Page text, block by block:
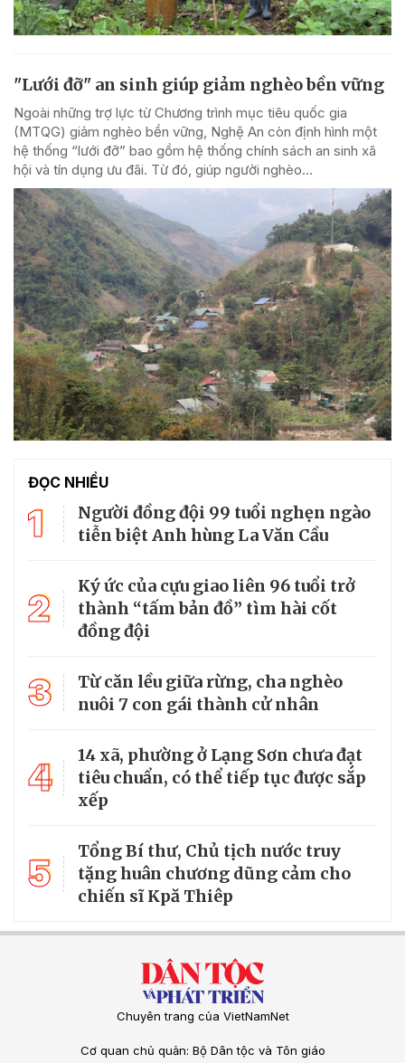
"Lưới đỡ" an sinh giúp giảm nghèo bền vững
Ngoài những trợ lực từ Chương trình mục tiêu quốc gia
(MTQG) giảm nghèo bền vững, Nghệ An còn định hình một
hệ thống “lưới đỡ” bao gồm hệ thống chính sách an sinh xã
hội và tín dụng ưu đãi. Từ đó, giúp người nghèo...
ĐỌC NHIỀU
1
Người đồng đội 99 tuổi nghẹn ngào
tiễn biệt Anh hùng La Văn Cầu
2
Ký ức của cựu giao liên 96 tuổi trở
thành “tấm bản đồ” tìm hài cốt
đồng đội
3
Từ căn lều giữa rừng, cha nghèo
nuôi 7 con gái thành cử nhân
4
14 xã, phường ở Lạng Sơn chưa đạt
tiêu chuẩn, có thể tiếp tục được sắp
xếp
5
Tổng Bí thư, Chủ tịch nước truy
tặng huân chương dũng cảm cho
chiến sĩ Kpă Thiêp
Chuyên trang của VietNamNet
Cơ quan chủ quản: Bộ Dân tộc và Tôn giáo